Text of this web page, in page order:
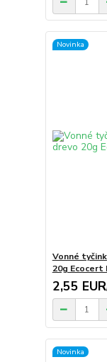
Novinka
Vonné
20g Ecocert
2,55 EUR
Novinka